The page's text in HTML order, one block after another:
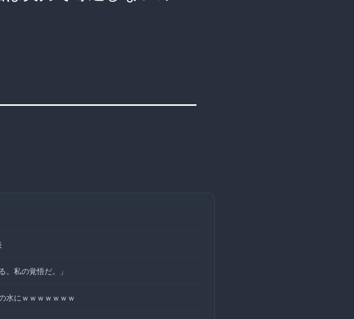
。私の覚悟だ。」
水にｗｗｗｗｗｗｗ